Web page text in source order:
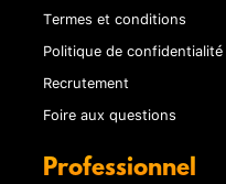
Termes et conditions
Politique de confidentialité
Recrutement
Foire aux questions
Professionnel